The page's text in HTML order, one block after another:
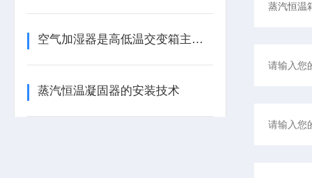
空气加湿器是高低温交变箱主要的构成元器件
蒸汽恒温凝固器的安装技术